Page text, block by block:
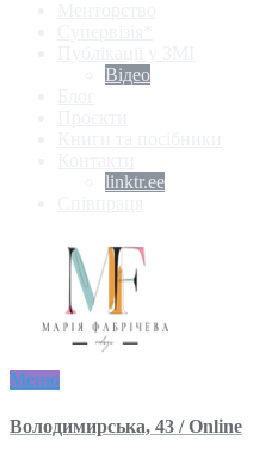
Відео
linktr.ee
Меню
Володимирська, 43 / Online